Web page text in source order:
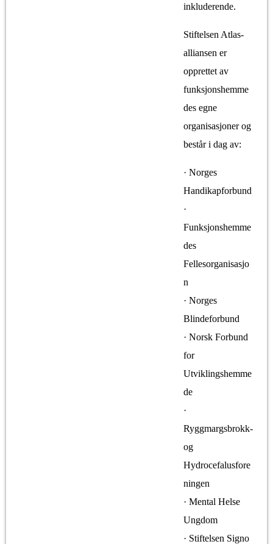
inkluderende.
Stiftelsen Atlas-
alliansen er
opprettet av
funksjonshemme
des egne
organisasjoner og
består i dag av:
· Norges
Handikapforbund
·
Funksjonshemme
des
Fellesorganisasjo
n
· Norges
Blindeforbund
· Norsk Forbund
for
Utviklingshemme
de
·
Ryggmargsbrokk-
og
Hydrocefalusfore
ningen
· Mental Helse
Ungdom
· Stiftelsen Signo